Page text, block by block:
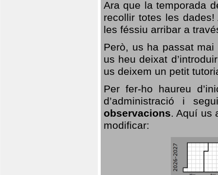
Ara que la temporada
recollir totes les
les féssiu arribar a
Però, us ha passat
us heu deixat
us deixem un petit
Per fer-ho haureu
d’administració i
observacions. Aquí us
modificar: